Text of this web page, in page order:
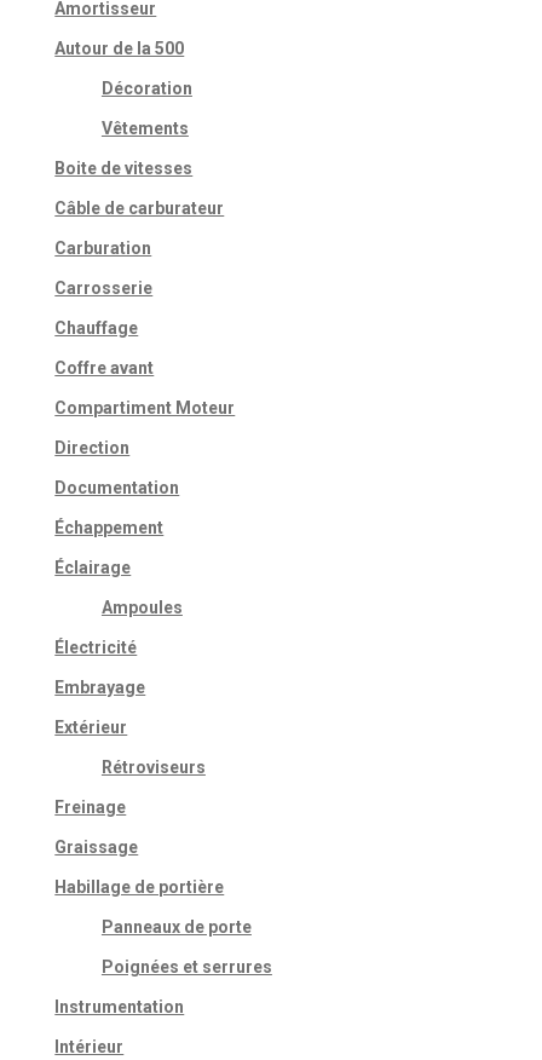
Amortisseur
Autour de la 500
Décoration
Vêtements
Boite de vitesses
Câble de carburateur
Carburation
Carrosserie
Chauffage
Coffre avant
Compartiment Moteur
Direction
Documentation
Échappement
Éclairage
Ampoules
Électricité
Embrayage
Extérieur
Rétroviseurs
Freinage
Graissage
Habillage de portière
Panneaux de porte
Poignées et serrures
Instrumentation
Intérieur